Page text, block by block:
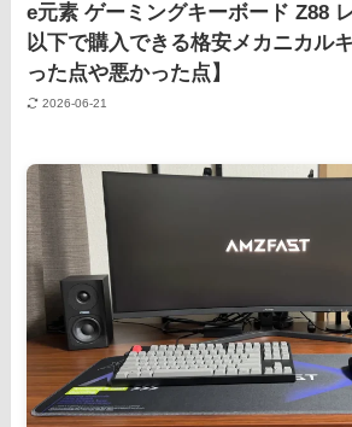
e元素 ゲーミングキーボード Z88
以下で購入できる格安メカニカル
った点や悪かった点】
2026-06-21